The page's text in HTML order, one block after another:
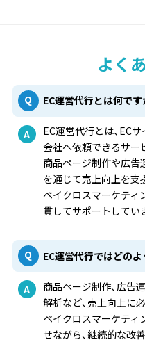
よく
EC運営代行とは何です
EC運営代行とは、EC
会社へ依頼できるサー
商品ページ制作や広告
を通じて売上向上を支
ベイクロスマーケティ
貫してサポートしてい
EC運営代行ではどの
商品ページ制作、広告
解析など、売上向上に
ベイクロスマーケティ
せながら、継続的な改